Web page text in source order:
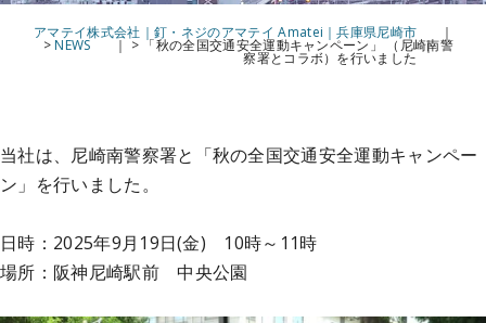
アマテイ株式会社｜釘・ネジのアマテイ Amatei｜兵庫県尼崎市
> NEWS > 「秋の全国交通安全運動キャンペーン」 （尼崎南警
察署とコラボ）を行いました
当社は、尼崎南警察署と「秋の全国交通安全運動キャンペー
ン」を行いました。
日時：2025年9月19日(金) 10時～11時
場所：阪神尼崎駅前 中央公園